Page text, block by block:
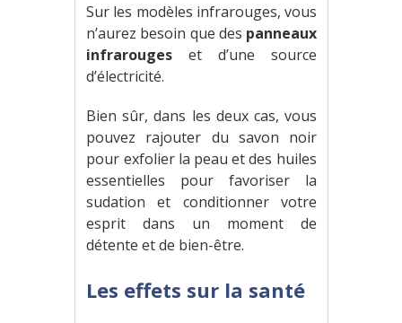
Sur les modèles infrarouges, vous
n’aurez besoin que des panneaux
infrarouges et d’une source
d’électricité.
Bien sûr, dans les deux cas, vous
pouvez rajouter du savon noir
pour exfolier la peau et des huiles
essentielles pour favoriser la
sudation et conditionner votre
esprit dans un moment de
détente et de bien-être.
Les effets sur la santé